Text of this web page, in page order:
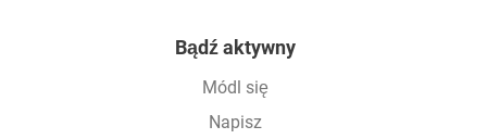
Bądź aktywny
Módl się
Napisz